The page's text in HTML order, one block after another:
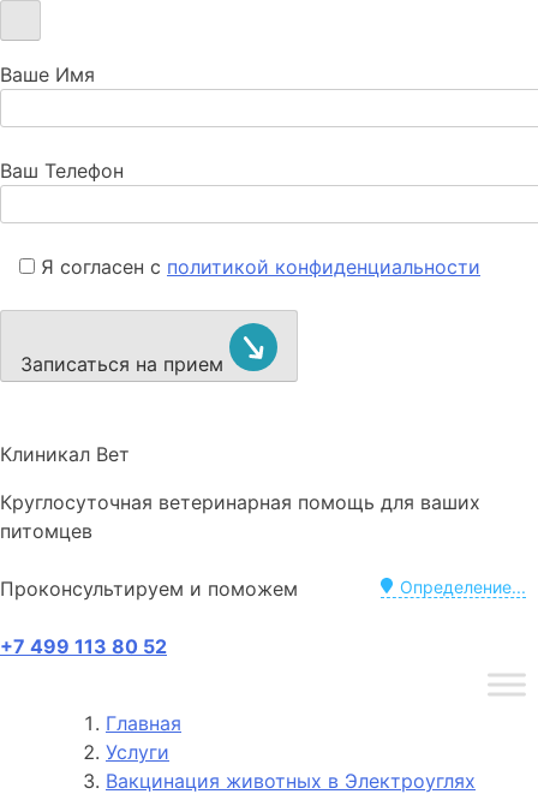
Ваше Имя
Ваш Телефон
Я согласен с политикой конфиденциальности
Записаться на прием
Клиникал Вет
Круглосуточная ветеринарная помощь для ваших
питомцев
Определение...
Проконсультируем и поможем
+7 499 113 80 52
Главная
Услуги
Вакцинация животных в Электроуглях